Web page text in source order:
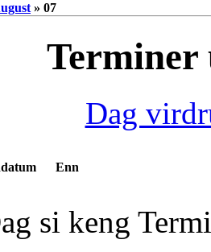
» 07
Terminer
Dag
Enn
si keng